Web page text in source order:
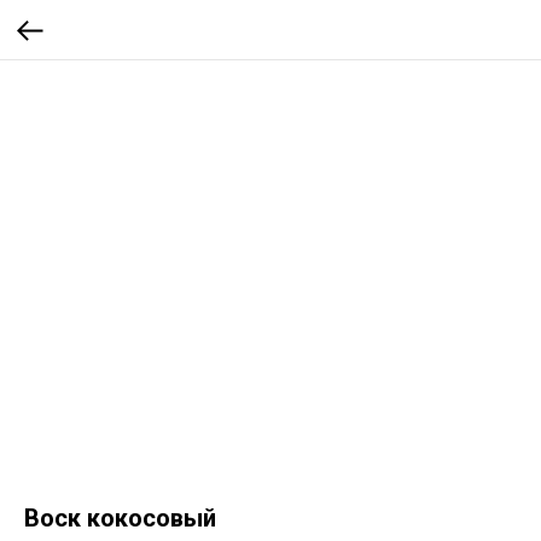
Воск кокосовый